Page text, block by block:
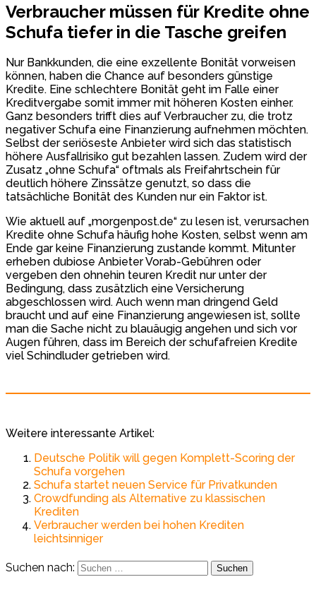
Verbraucher müssen für Kredite ohne
Schufa tiefer in die Tasche greifen
Nur Bankkunden, die eine exzellente Bonität vorweisen
können, haben die Chance auf besonders günstige
Kredite. Eine schlechtere Bonität geht im Falle einer
Kreditvergabe somit immer mit höheren Kosten einher.
Ganz besonders trifft dies auf Verbraucher zu, die trotz
negativer Schufa eine Finanzierung aufnehmen möchten.
Selbst der seriöseste Anbieter wird sich das statistisch
höhere Ausfallrisiko gut bezahlen lassen. Zudem wird der
Zusatz „ohne Schufa“ oftmals als Freifahrtschein für
deutlich höhere Zinssätze genutzt, so dass die
tatsächliche Bonität des Kunden nur ein Faktor ist.
Wie aktuell auf „morgenpost.de“ zu lesen ist, verursachen
Kredite ohne Schufa häufig hohe Kosten, selbst wenn am
Ende gar keine Finanzierung zustande kommt. Mitunter
erheben dubiose Anbieter Vorab-Gebühren oder
vergeben den ohnehin teuren Kredit nur unter der
Bedingung, dass zusätzlich eine Versicherung
abgeschlossen wird. Auch wenn man dringend Geld
braucht und auf eine Finanzierung angewiesen ist, sollte
man die Sache nicht zu blauäugig angehen und sich vor
Augen führen, dass im Bereich der schufafreien Kredite
viel Schindluder getrieben wird.
Weitere interessante Artikel:
Deutsche Politik will gegen Komplett-Scoring der
Schufa vorgehen
Schufa startet neuen Service für Privatkunden
Crowdfunding als Alternative zu klassischen
Krediten
Verbraucher werden bei hohen Krediten
leichtsinniger
Suchen nach: